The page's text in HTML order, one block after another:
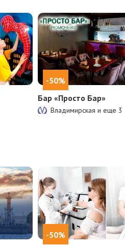
-50%
Бар «Просто Бар»
Владимирская и еще 3
-50%